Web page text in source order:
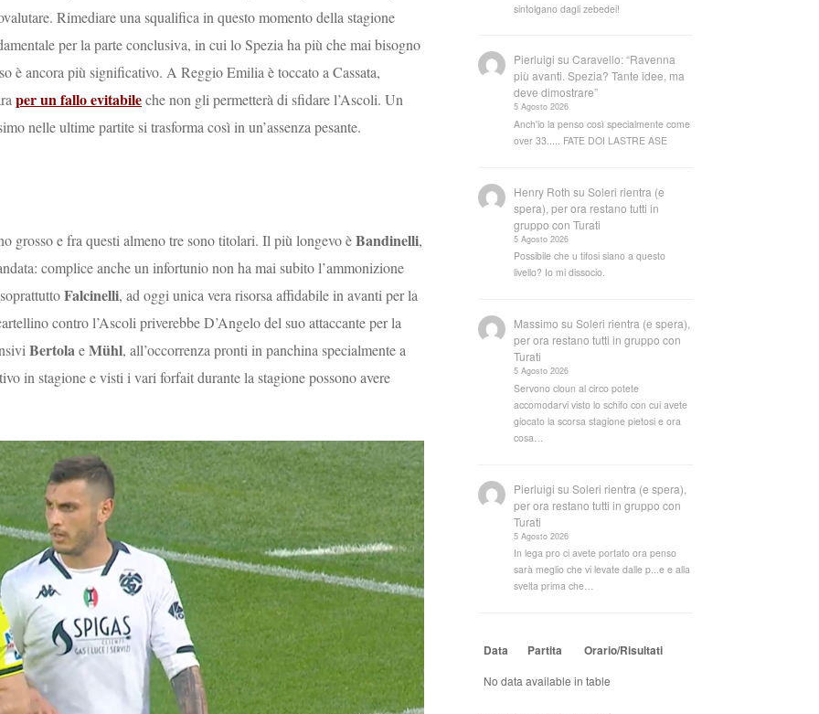
Rimediare una squalifica in questo momento della stagione
per la parte conclusiva, in cui lo Spezia ha più che mai bisogno
è ancora più significativo. A Reggio Emilia è toccato a Cassata,
per un fallo evitabileche non gli permetterà di sfidare l’Ascoli. Un
nelle ultime partite si trasforma così in un’assenza pesante.
grosso e fra questi almeno tre sono titolari. Il più longevo èBandinelli,
complice anche un infortunio non ha mai subito l’ammonizione
Falcinelli, ad oggi unica vera risorsa affidabile in avanti per la
contro l’Ascoli priverebbe D’Angelo del suo attaccante per la
BertolaeMühl, all’occorrenza pronti in panchina specialmente a
in stagione e visti i vari forfait durante la stagione possono avere
sintolgano dagli zebedei!
Pierluigi suCaravello: “Ravenna
più avanti. Spezia? Tante idee, ma
deve dimostrare”
5 Agosto 2026
Anch'io la penso così specialmente come
over 33..... FATE DOI LASTRE ASE
Henry Roth suSoleri rientra (e
spera), per ora restano tutti in
gruppo con Turati
5 Agosto 2026
Possibile che u tifosi siano a questo
livello? Io mi dissocio.
Massimo suSoleri rientra (e spera),
per ora restano tutti in gruppo con
Turati
5 Agosto 2026
Servono cloun al circo potete
accomodarvi visto lo schifo con cui avete
giocato la scorsa stagione pietosi e ora
cosa…
Pierluigi suSoleri rientra (e spera),
per ora restano tutti in gruppo con
Turati
5 Agosto 2026
In lega pro ci avete portato ora penso
sarà meglio che vi levate dalle p...e e alla
svelta prima che…
Data Partita Orario/Risultati
No data available in table